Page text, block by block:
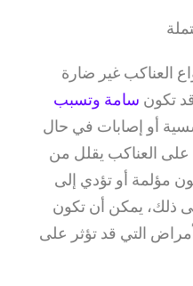
العناكب غير ضارة
تكون سامة وتسبب
أو إصابات في حال
العناكب يقلل من
مؤلمة أو تؤدي إلى
ذلك، يمكن أن تكون
التي قد تؤثر على